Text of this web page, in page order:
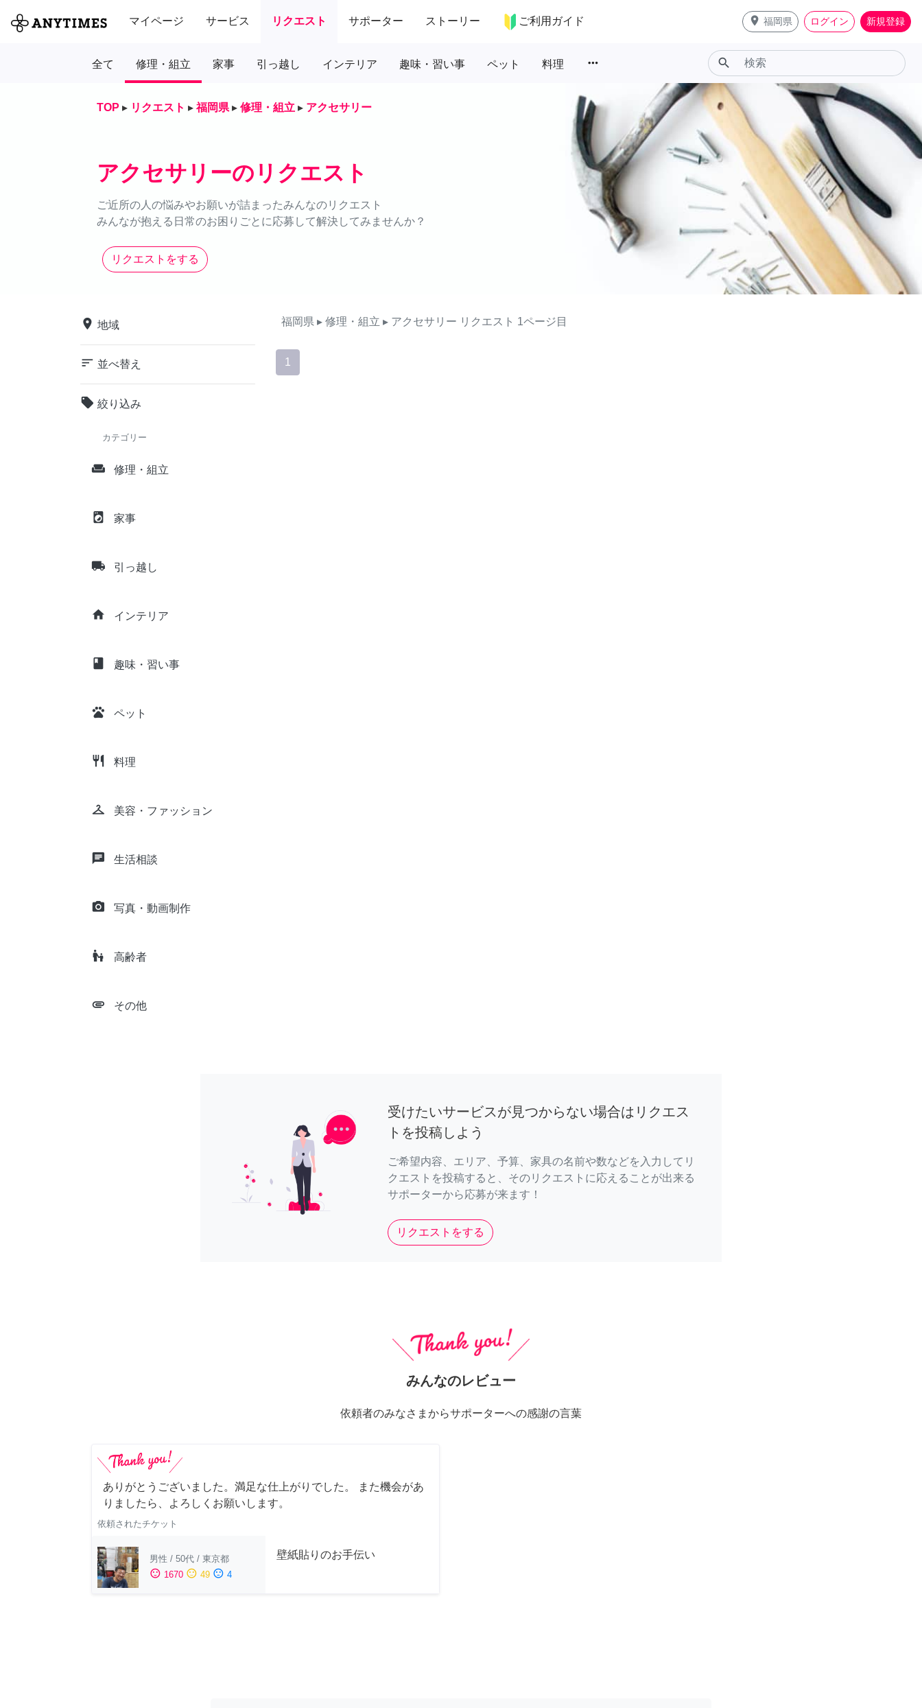
マイページ サービス リクエスト サポーター ストーリー ご利用ガイド place 福岡県 ログイン 新規登録
全て 修理・組立 家事 引っ越し インテリア 趣味・習い事 ペット 料理 more_horiz search
TOP ▸ リクエスト ▸ 福岡県 ▸ 修理・組立 ▸ アクセサリー
アクセサリーのリクエスト
ご近所の人の悩みやお願いが詰まったみんなのリクエスト
みんなが抱える日常のお困りごとに応募して解決してみませんか？
リクエストをする
place 地域
sort 並べ替え
local_offer 絞り込み
カテゴリー
weekend 修理・組立
local_laundry_service 家事
local_shipping 引っ越し
home インテリア
class 趣味・習い事
pets ペット
restaurant 料理
checkroom 美容・ファッション
chat 生活相談
camera_alt 写真・動画制作
escalator_warning 高齢者
attachment その他
福岡県 ▸ 修理・組立 ▸ アクセサリー リクエスト 1ページ目
1
受けたいサービスが見つからない場合はリクエス
トを投稿しよう
ご希望内容、エリア、予算、家具の名前や数などを入力してリ
クエストを投稿すると、そのリクエストに応えることが出来る
サポーターから応募が来ます！
リクエストをする
みんなのレビュー
依頼者のみなさまからサポーターへの感謝の言葉
ありがとうございました。満足な仕上がりでした。 また機会があ
りましたら、よろしくお願いします。
依頼されたチケット
男性 / 50代 / 東京都
sentiment_satisfied 1670 sentiment_neutral 49 sentiment_dissatisfied 4
壁紙貼りのお手伝い